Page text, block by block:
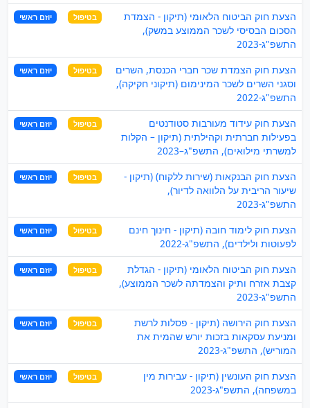
הצעת חוק הביטוח הלאומי (תיקון - הצמדת
הסכום הבסיסי לשכר הממוצע במשק),
התשפ"ג-2023
בטיפול יוזם ראשי
הצעת חוק הצמדת שכר חברי הכנסת, השרים
וסגני השרים לשכר המינימום (תיקוני חקיקה),
התשפ"ג-2022
בטיפול יוזם ראשי
הצעת חוק עידוד מעורבות סטודנטים
בפעילות חברתית וקהילתית (תיקון – הקלות
למשרתי מילואים), התשפ"ג–2023
בטיפול יוזם ראשי
הצעת חוק הבנקאות (שירות ללקוח) (תיקון -
שיעור הריבית על הלוואה לדיור),
התשפ"ג-2023
בטיפול יוזם ראשי
הצעת חוק לימוד חובה (תיקון - חינוך חינם
לפעוטות ולילדים), התשפ"ג-2022
בטיפול יוזם ראשי
הצעת חוק הביטוח הלאומי (תיקון - הגדלת
קצבת אזרח ותיק והצמדתה לשכר הממוצע),
התשפ"ג-2023
בטיפול יוזם ראשי
הצעת חוק הירושה (תיקון - פסלות לרשת
ומניעת עסקאות בזכות יורש שהמית את
המוריש), התשפ"ג-2023
בטיפול יוזם ראשי
הצעת חוק העונשין (תיקון - עבירות מין
במשפחה), התשפ"ג-2023
בטיפול יוזם ראשי